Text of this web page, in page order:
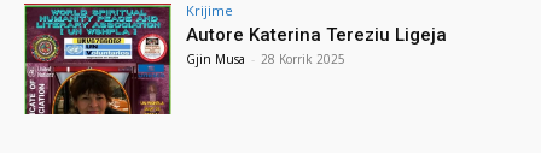
Krijime
Autore Katerina Tereziu Ligeja
Gjin Musa - 28 Korrik 2025